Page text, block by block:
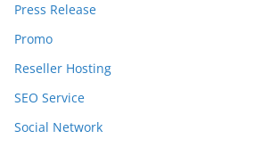
Press Release
Promo
Reseller Hosting
SEO Service
Social Network